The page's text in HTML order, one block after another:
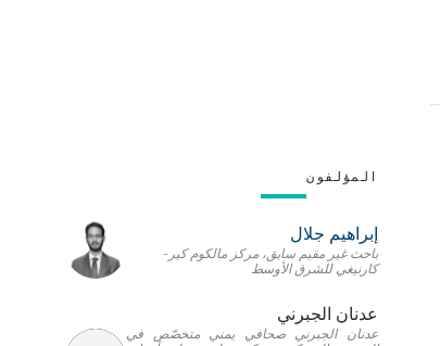
المؤلفون
إبراهيم جلال
باحث غير مقيم سابق، مركز مالكوم كير-
كارنيغي للشرق الأوسط
عدنان الجبرني
عدنان الجبرني صحافي يمني متخصّص في